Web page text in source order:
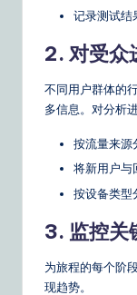
记录测试结
2. 对受众
不同用户群体的
多信息。对分析
按流量来源
将新用户与
按设备类型
3. 监控关
为旅程的每个阶
现趋势。